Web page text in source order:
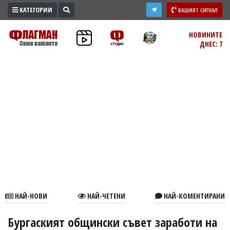
ПРОМО
ЗОНА
В
КАТЕГОРИИ ВАШИЯТ СИГНАЛ
НОВИНИТЕ
ДНЕС: 7
НАЙ-НОВИ НАЙ-ЧЕТЕНИ НАЙ-КОМЕНТИРАНИ
Бургаският общински съвет заработи на